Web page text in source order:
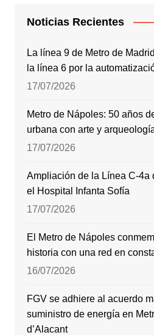
Noticias Recientes
La línea 9 de Metro de
la línea 6 por la
17/07/2026
Metro de Nápoles: 50 años
urbana con arte y
17/07/2026
Ampliación de la Línea C-4a
el Hospital Infanta Sofía
17/07/2026
El Metro de Nápoles
historia con una red en
16/07/2026
FGV se adhiere al acuerdo
suministro de energía en
d’Alacant